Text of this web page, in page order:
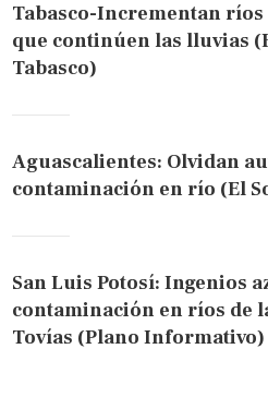
Tabasco-Incrementan ríos
que continúen las lluvias
Tabasco)
Aguascalientes: Olvidan
contaminación en río (El
San Luis Potosí: Ingenios
contaminación en ríos de
Tovías (Plano Informativo)